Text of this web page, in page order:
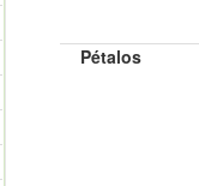
Pétalos